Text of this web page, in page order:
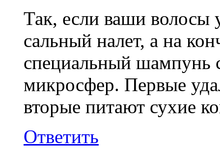
Так, если ваши волосы
сальный налет, а на
специальный шампунь
микросфер. Первые
вторые питают сухие
Ответить